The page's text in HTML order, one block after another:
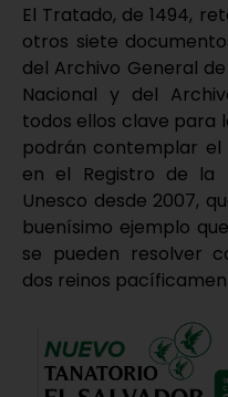
El Tratado, de 1494,
otros siete
del Archivo General
Nacional y del
todos ellos clave para
podrán contemplar el
en el Registro de la
Unesco desde 2007,
buenísimo ejemplo
se pueden resolver
dos reinos